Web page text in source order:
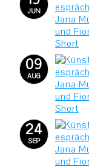
JUN
09
AUG
24
SEP